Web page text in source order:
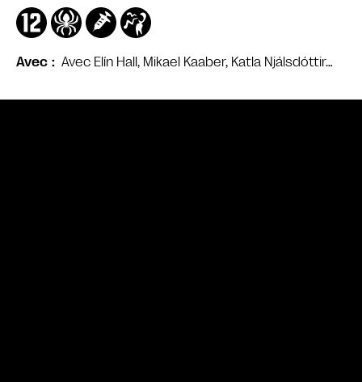
Avec Avec Elín Hall, Mikael Kaaber, Katla Njálsdóttir…